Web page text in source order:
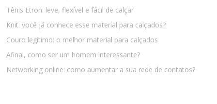
Tênis Etron: leve, flexível e fácil de calçar
Knit: você já conhece esse material para calçados?
Couro legítimo: o melhor material para calçados
Afinal, como ser um homem interessante?
Networking online: como aumentar a sua rede de contatos?